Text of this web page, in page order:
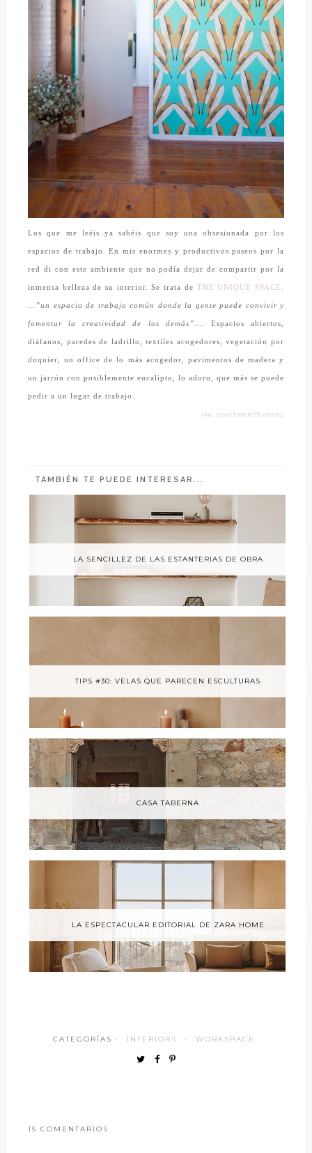
Los que me leéis ya sabéis que soy una obsesionada por los
espacios de trabajo. En mis enormes y productivos paseos por la
red di con este ambiente que no podía dejar de compartir por la
inmensa belleza de su interior. Se trata de THE UNIQUE SPACE,
…”un espacio de trabajo común donde la gente puede convivir y
fomentar la creatividad de los demás”…. Espacios abiertos,
diáfanos, paredes de ladrillo, textiles acogedores, vegetación por
doquier, un office de lo más acogedor, pavimentos de madera y
un jarrón con posiblemente eucalipto, lo adoro, que más se puede
pedir a un lugar de trabajo.
vía: apartmenttherapy
TAMBIÉN TE PUEDE INTERESAR...
LA SENCILLEZ DE LAS ESTANTERIAS DE OBRA
TIPS #30: VELAS QUE PARECEN ESCULTURAS
CASA TABERNA
LA ESPECTACULAR EDITORIAL DE ZARA HOME
CATEGORÍAS · INTERIORS · WORKSPACE
15 COMENTARIOS